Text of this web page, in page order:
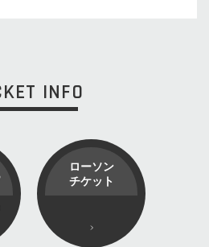
INFO
ローソン
チケット